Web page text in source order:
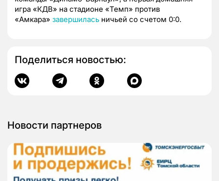
игра «КДВ» на стадионе «Темп» против
«Амкара» завершилась ничьей со счетом 0:0.
Поделиться новостью:
Новости партнеров